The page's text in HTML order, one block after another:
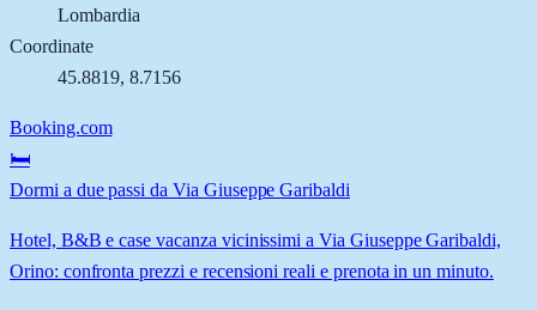
Lombardia
Coordinate
45.8819, 8.7156
Booking.com
🛏️
Dormi a due passi da Via Giuseppe Garibaldi
Hotel, B&B e case vacanza vicinissimi a Via Giuseppe Garibaldi,
Orino: confronta prezzi e recensioni reali e prenota in un minuto.